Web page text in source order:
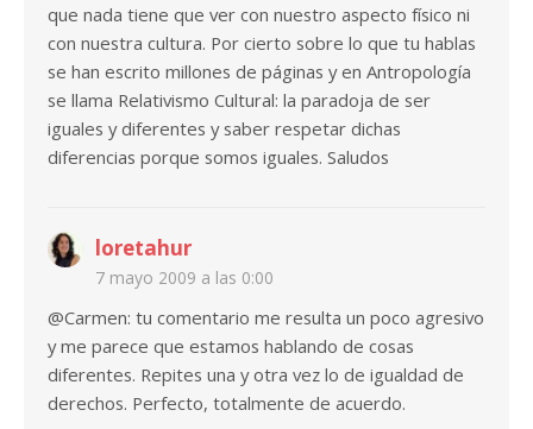
que nada tiene que ver con nuestro aspecto físico ni
con nuestra cultura. Por cierto sobre lo que tu hablas
se han escrito millones de páginas y en Antropología
se llama Relativismo Cultural: la paradoja de ser
iguales y diferentes y saber respetar dichas
diferencias porque somos iguales. Saludos
loretahur
7 mayo 2009 a las 0:00
@Carmen: tu comentario me resulta un poco agresivo
y me parece que estamos hablando de cosas
diferentes. Repites una y otra vez lo de igualdad de
derechos. Perfecto, totalmente de acuerdo.